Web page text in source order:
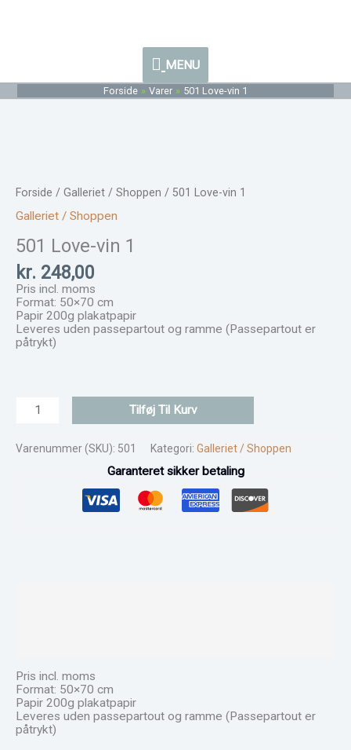
MENU
Forside Varer 501 Love-vin 1
Forside / Galleriet / Shoppen / 501 Love-vin 1
Galleriet / Shoppen
501 Love-vin 1
kr. 248,00
Pris incl. moms
Format: 50×70 cm
Papir 200g plakatpapir
Leveres uden passepartout og ramme (Passepartout er
påtrykt)
1
Tilføj Til Kurv
Varenummer (SKU): 501 Kategori: Galleriet / Shoppen
Garanteret sikker betaling
Pris incl. moms
Format: 50×70 cm
Papir 200g plakatpapir
Leveres uden passepartout og ramme (Passepartout er
påtrykt)